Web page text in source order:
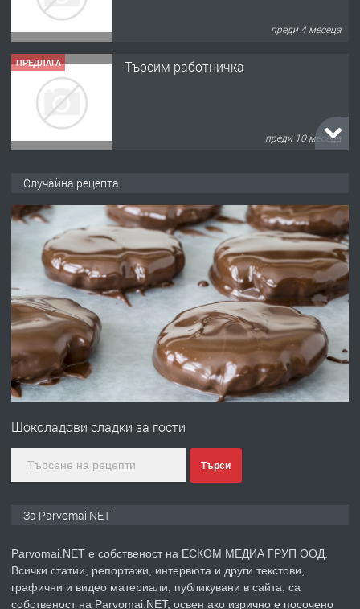
преди 4 месеца
ПРЕДЛАГА Търсим работничка
преди 10 месеца
преди 1 година
ПРЕДЛАГА Работа за общи работници
преди 1 година
ПРЕДЛАГА
Първи поход "По стъпките на Ангел
преди 1 година
ПРЕДЛАГА
Случайна рецепта
Шоколадови сладки за гости
Търси
За Parvomai.NET
Parvomai.NET е собственост на ЕСКОМ МЕДИА ГРУП ООД.
Всички статии, репортажи, интервюта и други текстови,
графични и видео материали, публикувани в сайта, са
собственост на Parvomai.NET, освен ако изрично е посочено